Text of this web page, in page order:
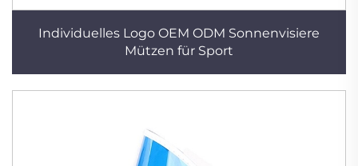
Individuelles Logo OEM ODM Sonnenvisiere
Mützen für Sport